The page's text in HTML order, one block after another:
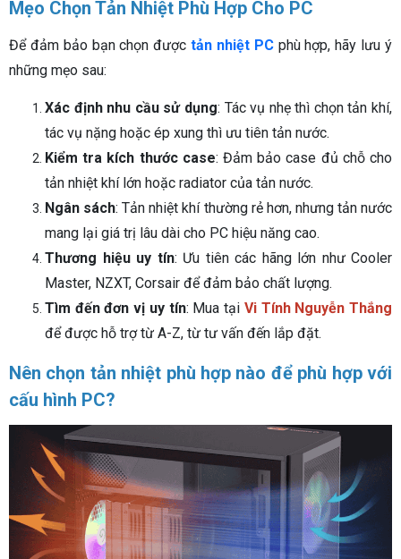
Mẹo Chọn Tản Nhiệt Phù Hợp Cho PC
Để đảm bảo bạn chọn đượctản nhiệt PCphù hợp, hãy lưu ý
những mẹo sau:
Xác định nhu cầu sử dụng: Tác vụ nhẹ thì chọn tản khí,
tác vụ nặng hoặc ép xung thì ưu tiên tản nước.
Kiểm tra kích thước case: Đảm bảo case đủ chỗ cho
tản nhiệt khí lớn hoặc radiator của tản nước.
Ngân sách: Tản nhiệt khí thường rẻ hơn, nhưng tản nước
mang lại giá trị lâu dài cho PC hiệu năng cao.
Thương hiệu uy tín: Ưu tiên các hãng lớn như Cooler
Master, NZXT, Corsair để đảm bảo chất lượng.
Tìm đến đơn vị uy tín: Mua tại Vi Tính Nguyễn Thắng
để được hỗ trợ từ A-Z, từ tư vấn đến lắp đặt.
Nên chọn tản nhiệt phù hợp nào để phù hợp với
cấu hình PC?